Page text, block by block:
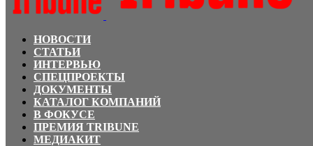
НОВОСТИ
СТАТЬИ
ИНТЕРВЬЮ
СПЕЦПРОЕКТЫ
ДОКУМЕНТЫ
КАТАЛОГ КОМПАНИЙ
В ФОКУСЕ
ПРЕМИЯ TRIBUNE
МЕДИАКИТ